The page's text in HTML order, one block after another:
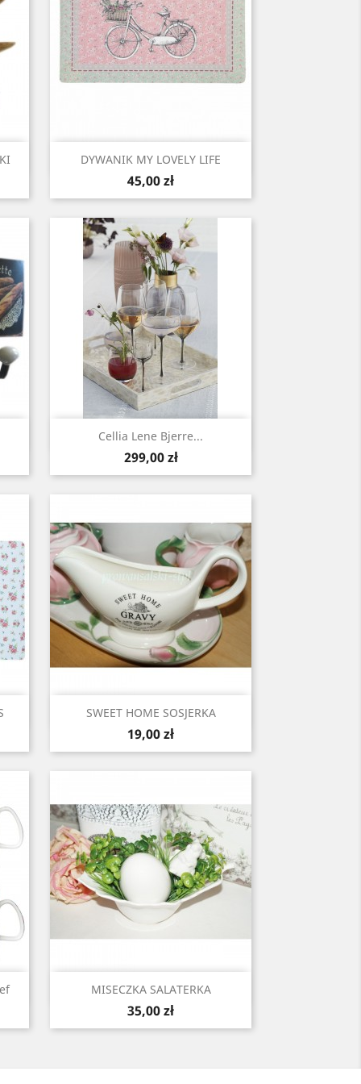
DYWANIK MY LOVELY LIFE
Cena
45,00 zł
Szybki podgląd
Cellia Lene Bjerre...
Cena
299,00 zł
Szybki podgląd
SWEET HOME SOSJERKA
Cena
19,00 zł
Szybki podgląd
MISECZKA SALATERKA
Cena
35,00 zł
Szybki podgląd